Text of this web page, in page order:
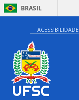
BRASIL
ACESSIBILIDADE